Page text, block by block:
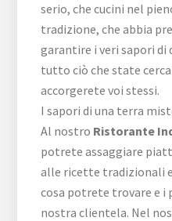
serio, che cucini nel
tradizione, che abbia
garantire i veri sapori di
tutto ciò che state
accorgerete voi stessi.
I sapori di una terra
Al nostro Ristorante
potrete assaggiare
alle ricette tradizionali
cosa potrete trovare e
nostra clientela. Nel